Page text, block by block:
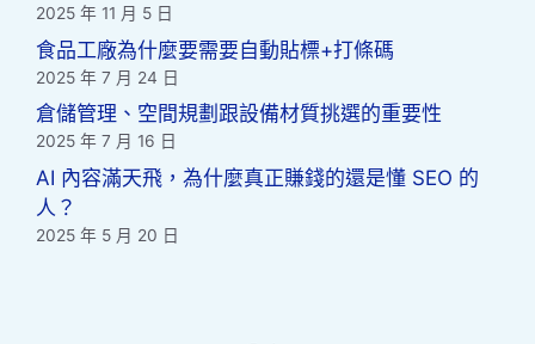
2025 年 11 月 5 日
食品工廠為什麼要需要自動貼標+打條碼
2025 年 7 月 24 日
倉儲管理、空間規劃跟設備材質挑選的重要性
2025 年 7 月 16 日
AI 內容滿天飛，為什麼真正賺錢的還是懂 SEO 的
人？
2025 年 5 月 20 日